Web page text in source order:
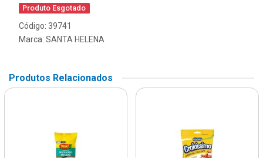
Produto Esgotado
Código: 39741
Marca: SANTA HELENA
Produtos Relacionados